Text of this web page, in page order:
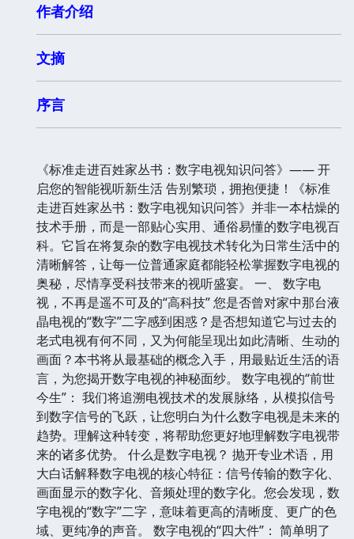
作者介绍
文摘
序言
《标准走进百姓家丛书：数字电视知识问答》—— 开
启您的智能视听新生活 告别繁琐，拥抱便捷！《标准
走进百姓家丛书：数字电视知识问答》并非一本枯燥的
技术手册，而是一部贴心实用、通俗易懂的数字电视百
科。它旨在将复杂的数字电视技术转化为日常生活中的
清晰解答，让每一位普通家庭都能轻松掌握数字电视的
奥秘，尽情享受科技带来的视听盛宴。 一、 数字电
视，不再是遥不可及的“高科技” 您是否曾对家中那台液
晶电视的“数字”二字感到困惑？是否想知道它与过去的
老式电视有何不同，又为何能呈现出如此清晰、生动的
画面？本书将从最基础的概念入手，用最贴近生活的语
言，为您揭开数字电视的神秘面纱。 数字电视的“前世
今生”： 我们将追溯电视技术的发展脉络，从模拟信号
到数字信号的飞跃，让您明白为什么数字电视是未来的
趋势。理解这种转变，将帮助您更好地理解数字电视带
来的诸多优势。 什么是数字电视？ 抛开专业术语，用
大白话解释数字电视的核心特征：信号传输的数字化、
画面显示的数字化、音频处理的数字化。您会发现，数
字电视的“数字”二字，意味着更高的清晰度、更广的色
域、更纯净的声音。 数字电视的“四大件”： 简单明了